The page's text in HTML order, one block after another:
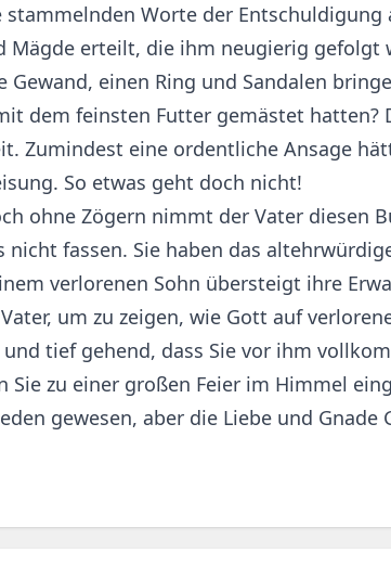
Worte der
Mägde erteilt, die ihm neugierig
einen Ring und Sandalen
dem feinsten Futter gemästet hatten?
Zumindest eine ordentliche Ansage
So etwas geht doch nicht!
ohne Zögern nimmt der Vater diesen
nicht fassen. Sie haben das
verlorenen Sohn übersteigt ihre
um zu zeigen, wie Gott auf
tief gehend, dass Sie vor ihm
Sie zu einer großen Feier im Himmel
gewesen, aber die Liebe und